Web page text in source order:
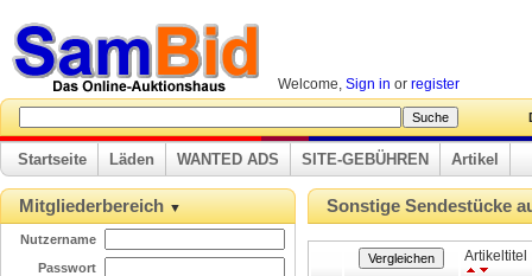
Welcome, Sign in or register
Startseite Läden WANTED ADS SITE-GEBÜHREN Artikel
Mitgliederbereich▼
Nutzername
Passwort
Sonstige Sendestücke
Artikeltitel